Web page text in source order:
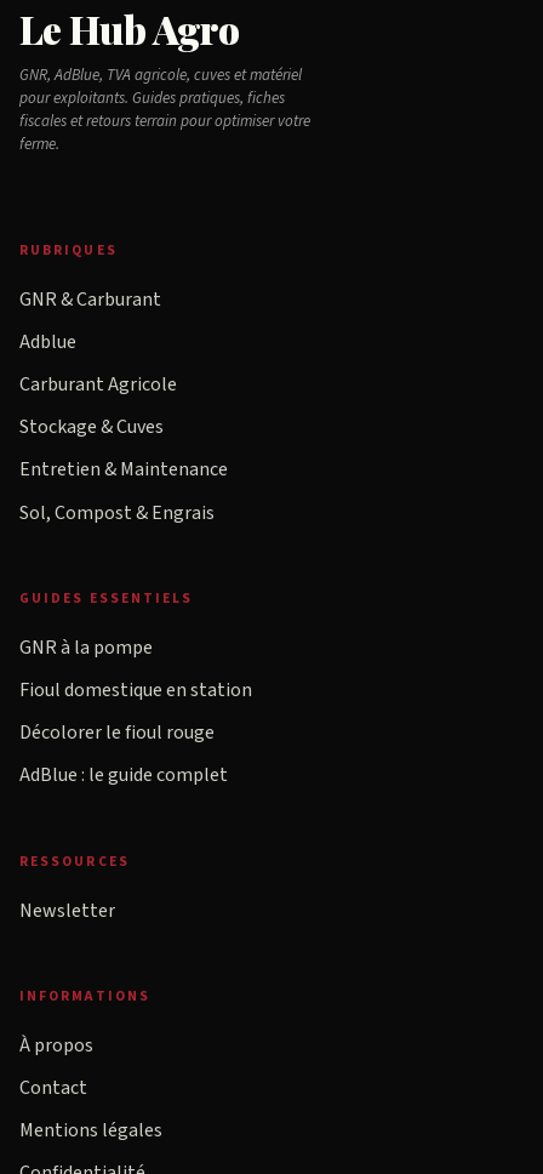
Le Hub Agro
GNR, AdBlue, TVA agricole, cuves et matériel
pour exploitants. Guides pratiques, fiches
fiscales et retours terrain pour optimiser votre
ferme.
RUBRIQUES
GNR & Carburant
Adblue
Carburant Agricole
Stockage & Cuves
Entretien & Maintenance
Sol, Compost & Engrais
GUIDES ESSENTIELS
GNR à la pompe
Fioul domestique en station
Décolorer le fioul rouge
AdBlue : le guide complet
RESSOURCES
Newsletter
INFORMATIONS
À propos
Contact
Mentions légales